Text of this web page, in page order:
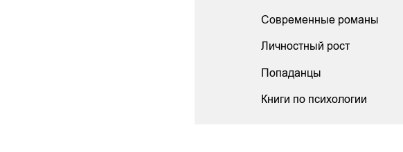
Современные романы
Личностный рост
Попаданцы
Книги по психологии